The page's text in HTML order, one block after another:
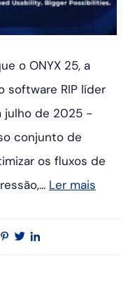
o ONYX 25, a
software RIP líder
julho de 2025 -
conjunto de
os fluxos de
Ler mais
Facebook
Pinterest
Twitter